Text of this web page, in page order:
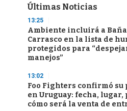
Últimas Noticias
13:25
Ambiente incluirá a
Carrasco en la lista de
protegidos para
manejos”
13:02
Foo Fighters confirmó
en Uruguay: fecha, lugar,
cómo será la venta de